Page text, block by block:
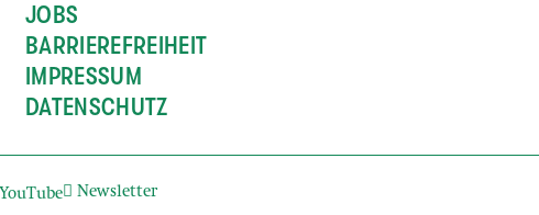
JOBS
BARRIEREFREIHEIT
IMPRESSUM
DATENSCHUTZ
YouTube Newsletter